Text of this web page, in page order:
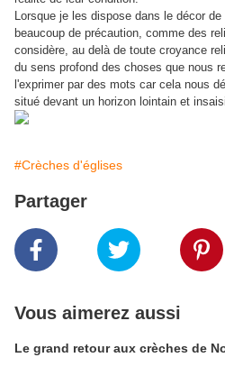
Lorsque je les dispose dans le décor
beaucoup de précaution, comme des
considère, au delà de toute croyance
du sens profond des choses que nous
l'exprimer par des mots car cela nous
situé devant un horizon lointain et
#Crèches d'églises
Partager
Vous aimerez aussi
Le grand retour aux crèches de